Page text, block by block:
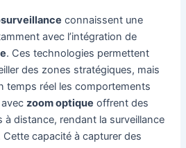
connaissent une
avec l’intégration de
. Ces technologies permettent
des zones stratégiques, mais
temps réel les comportements
aveczoom optique offrent des
distance, rendant la surveillance
capacité à capturer des